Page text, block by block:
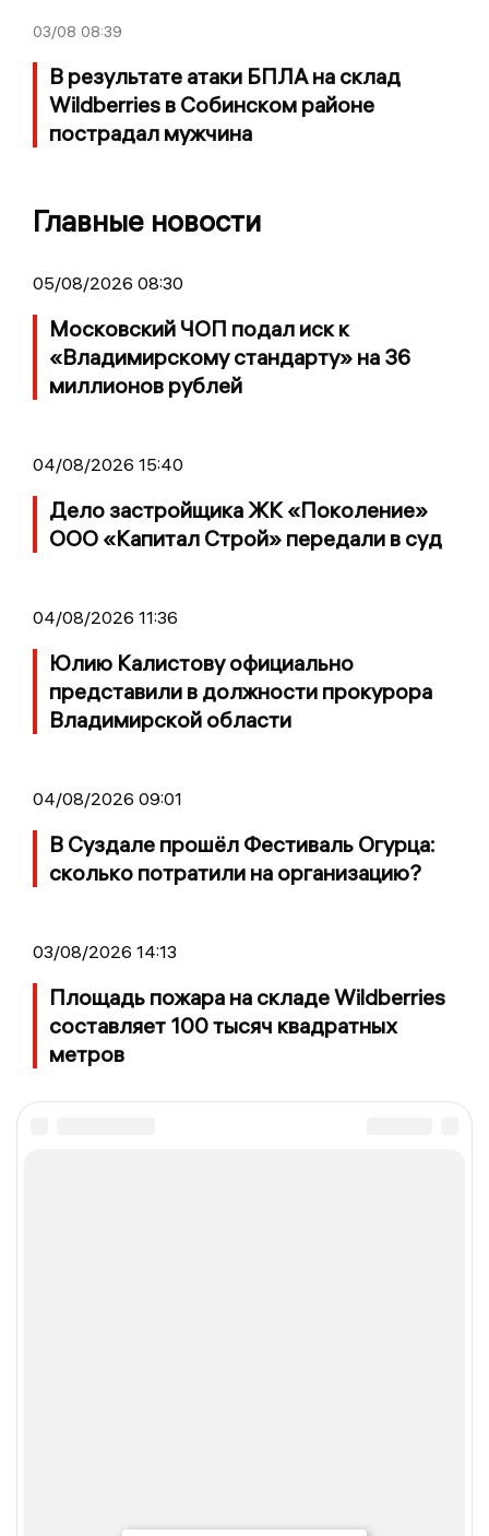
03/08 08:39
В результате атаки БПЛА на склад
Wildberries в Собинском районе
пострадал мужчина
Главные новости
05/08/2026 08:30
Московский ЧОП подал иск к
«Владимирскому стандарту» на 36
миллионов рублей
04/08/2026 15:40
Дело застройщика ЖК «Поколение»
ООО «Капитал Строй» передали в суд
04/08/2026 11:36
Юлию Калистову официально
представили в должности прокурора
Владимирской области
04/08/2026 09:01
В Суздале прошёл Фестиваль Огурца:
сколько потратили на организацию?
03/08/2026 14:13
Площадь пожара на складе Wildberries
составляет 100 тысяч квадратных
метров